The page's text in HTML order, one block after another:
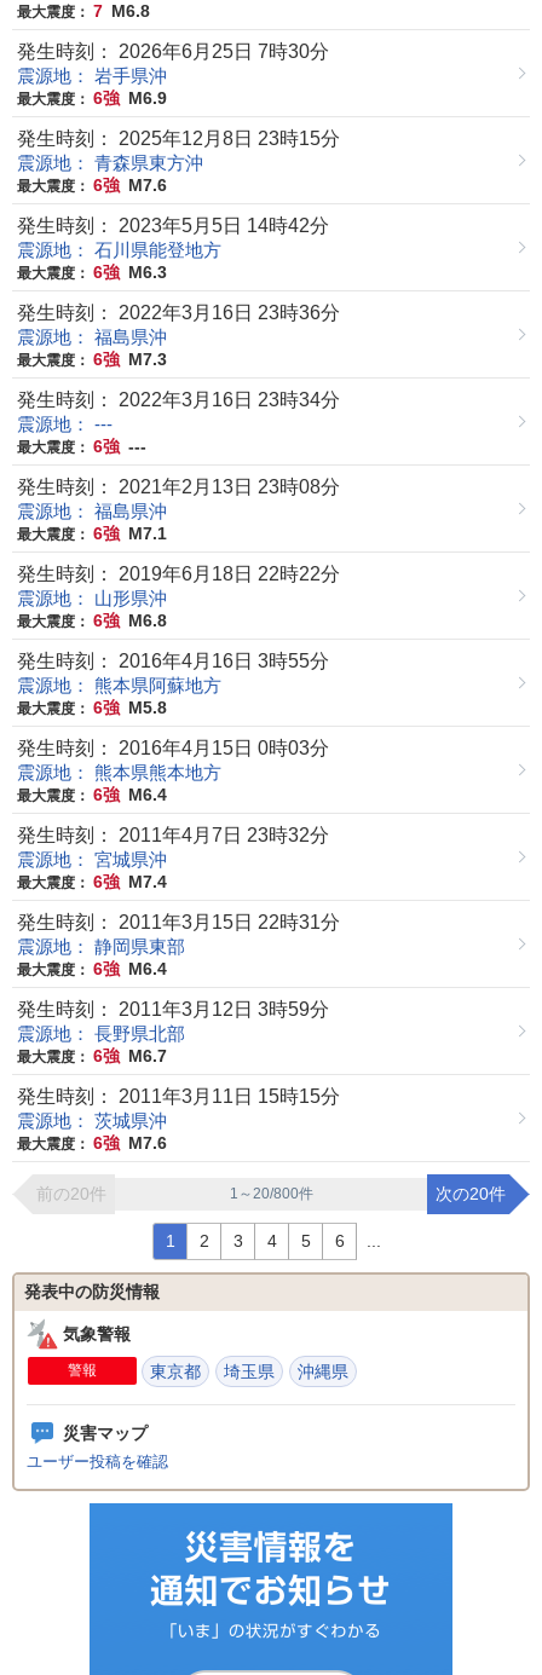
最大震度： 7 M6.8
発生時刻： 2026年6月25日 7時30分
震源地： 岩手県沖
最大震度： 6強 M6.9
発生時刻： 2025年12月8日 23時15分
震源地： 青森県東方沖
最大震度： 6強 M7.6
発生時刻： 2023年5月5日 14時42分
震源地： 石川県能登地方
最大震度： 6強 M6.3
発生時刻： 2022年3月16日 23時36分
震源地： 福島県沖
最大震度： 6強 M7.3
発生時刻： 2022年3月16日 23時34分
震源地： ---
最大震度： 6強 ---
発生時刻： 2021年2月13日 23時08分
震源地： 福島県沖
最大震度： 6強 M7.1
発生時刻： 2019年6月18日 22時22分
震源地： 山形県沖
最大震度： 6強 M6.8
発生時刻： 2016年4月16日 3時55分
震源地： 熊本県阿蘇地方
最大震度： 6強 M5.8
発生時刻： 2016年4月15日 0時03分
震源地： 熊本県熊本地方
最大震度： 6強 M6.4
発生時刻： 2011年4月7日 23時32分
震源地： 宮城県沖
最大震度： 6強 M7.4
発生時刻： 2011年3月15日 22時31分
震源地： 静岡県東部
最大震度： 6強 M6.4
発生時刻： 2011年3月12日 3時59分
震源地： 長野県北部
最大震度： 6強 M6.7
発生時刻： 2011年3月11日 15時15分
震源地： 茨城県沖
最大震度： 6強 M7.6
前の20件 1～20/800件 次の20件
1 2 3 4 5 6
発表中の防災情報
気象警報
警報 東京都 埼玉県 沖縄県
災害マップ
ユーザー投稿を確認